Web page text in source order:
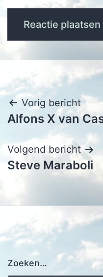
Bericht
navigatie
Vorig bericht
Alfons X van
Volgend bericht
Steve Maraboli
Zoeken…